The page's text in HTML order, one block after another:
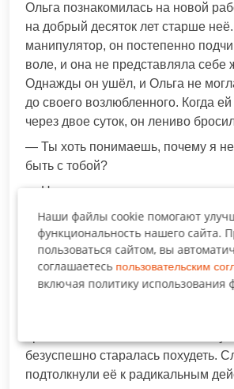
Ольга познакомилась на новой
на добрый десяток лет старше
манипулятор, он постепенно
воле, и она не представляла себе
Однажды он ушёл, и Ольга не
до своего возлюбленного. Когда ей
через двое суток, он лениво
— Ты хоть понимаешь, почему я
быть с тобой?
— Нет…- со слезами на глазах
— Ты…слишком много чего
так, как будто я тебе всё время
мне такое не нравится…и тебе не
скинуть десяток-полтора лишних
в последнее время похожа на
Ольга из всего его слов поняла
безуспешно старалась похудеть.
подтолкнули её к радикальным
Наши файлы cookie помогают
функциональность нашего сайта.
пользоваться сайтом, вы
соглашаетесь пользовательским
включая политику использования